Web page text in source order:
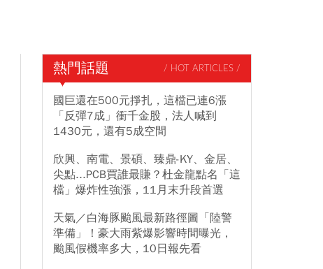
熱門話題 / HOT ARTICLES /
國巨還在500元掙扎，這檔已連6漲
「反彈7成」衝千金股，法人喊到
1430元，還有5成空間
欣興、南電、景碩、臻鼎-KY、金居、
尖點...PCB買誰最賺？杜金龍點名「這
檔」爆炸性強漲，11月末升段首選
天氣／白海豚颱風最新路徑圖「陸警
準備」！豪大雨紫爆影響時間曝光，
颱風假機率多大，10日報先看